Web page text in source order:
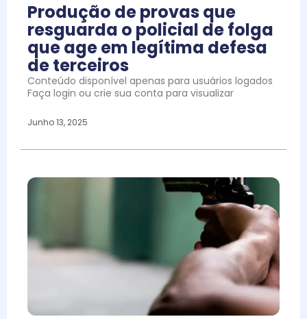
Produção de provas que
resguarda o policial de folga
que age em legítima defesa
de terceiros
Conteúdo disponível apenas para usuários logados
Faça login ou crie sua conta para visualizar
Junho 13, 2025